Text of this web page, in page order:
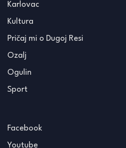
Karlovac
Kultura
Pričaj mi o Dugoj Resi
Ozalj
Ogulin
Sport
Facebook
Youtube